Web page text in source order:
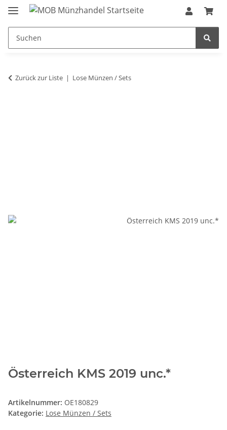
Zurück zur Liste Lose Münzen / Sets
Österreich KMS 2019 unc.*
Artikelnummer: OE180829
Kategorie: Lose Münzen / Sets